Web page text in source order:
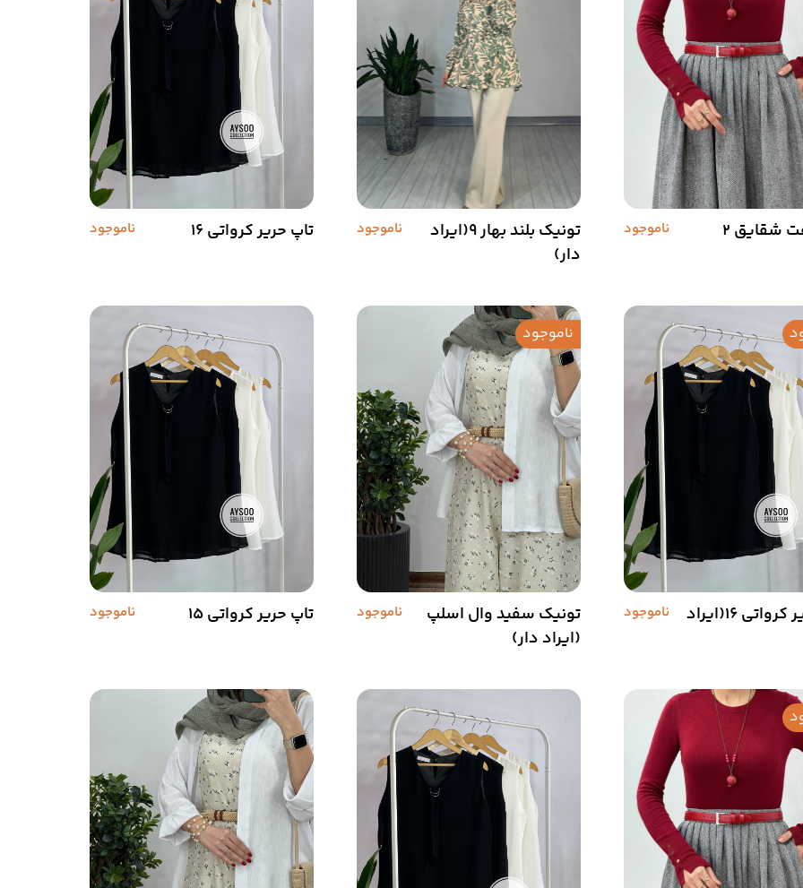
شقایق 2 ناموجود
تونیک بلند بهار 9(ایراد
دار)
ناموجود تاپ حریر کرواتی 16 ناموجود
تاپ حریر کرواتی 16(ایراد ناموجود
ناموجود
تونیک سفید وال اسلپ
(ایراد دار)
ناموجود تاپ حریر کرواتی 15 ناموجود